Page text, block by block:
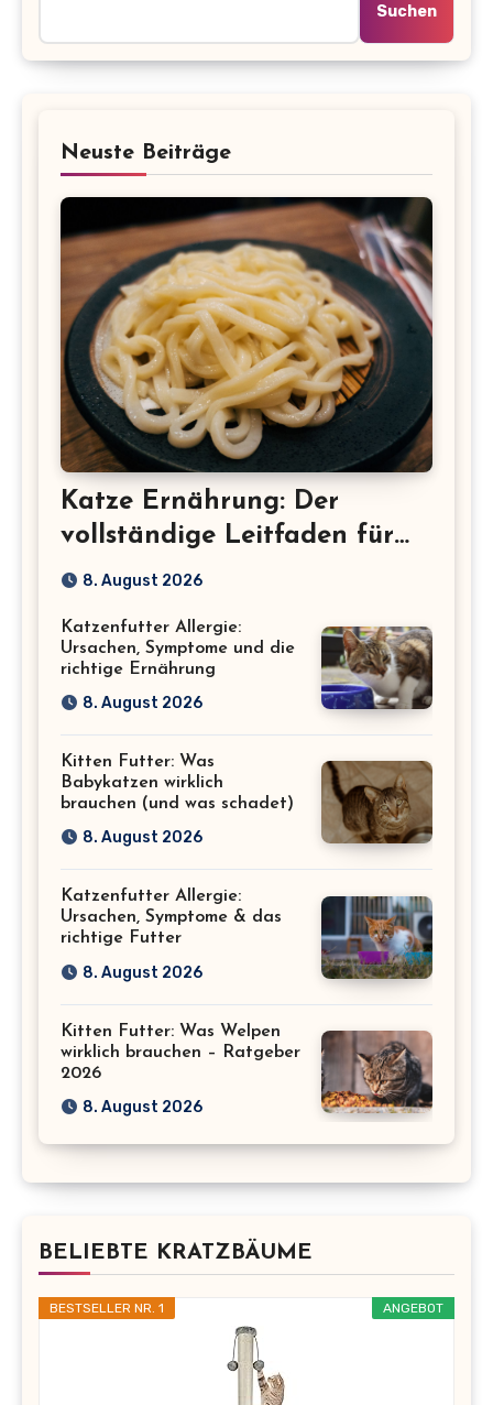
Suchen
Neuste Beiträge
Katze Ernährung: Der
vollständige Leitfaden für
eine gesunde Katze
8. August 2026
Katzenfutter Allergie:
Ursachen, Symptome und die
richtige Ernährung
8. August 2026
Kitten Futter: Was
Babykatzen wirklich
brauchen (und was schadet)
8. August 2026
Katzenfutter Allergie:
Ursachen, Symptome & das
richtige Futter
8. August 2026
Kitten Futter: Was Welpen
wirklich brauchen – Ratgeber
2026
8. August 2026
BELIEBTE KRATZBÄUME
ANGEBOT
BESTSELLER NR. 1